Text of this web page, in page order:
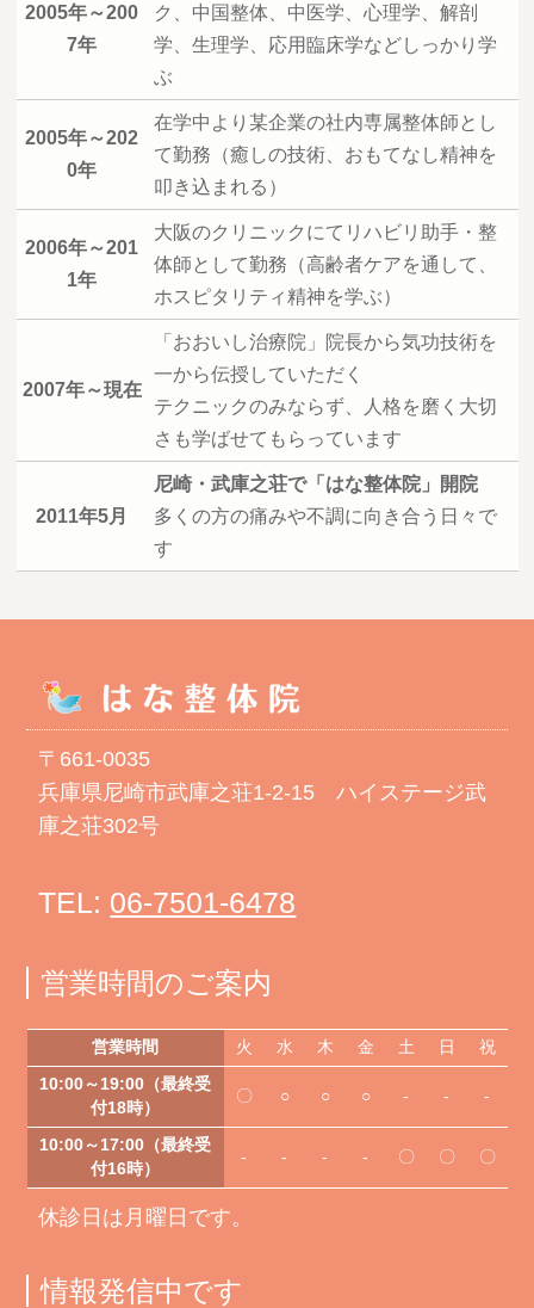
2005年～200
7年
ク、中国整体、中医学、心理学、解剖
学、生理学、応用臨床学などしっかり学
ぶ
2005年～202
0年
在学中より某企業の社内専属整体師とし
て勤務（癒しの技術、おもてなし精神を
叩き込まれる）
2006年～201
1年
大阪のクリニックにてリハビリ助手・整
体師として勤務（高齢者ケアを通して、
ホスピタリティ精神を学ぶ）
2007年～現在
「おおいし治療院」院長から気功技術を
一から伝授していただく
テクニックのみならず、人格を磨く大切
さも学ばせてもらっています
2011年5月
尼崎・武庫之荘で「はな整体院」開院
多くの方の痛みや不調に向き合う日々で
す
〒661-0035
兵庫県尼崎市武庫之荘1-2-15 ハイステージ武
庫之荘302号
TEL: 06-7501-6478
営業時間のご案内
営業時間 火 水 木 金 土 日 祝
10:00～19:00（最終受
付18時）
〇 ○ ○ ○ - - -
10:00～17:00（最終受
付16時）
- - - - 〇 〇 〇
休診日は月曜日です。
情報発信中です